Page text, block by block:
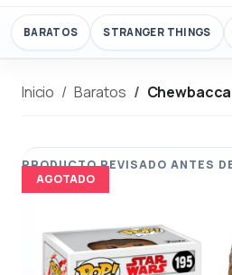
BARATOS STRANGER THINGS
Inicio Baratos
AGOTADO